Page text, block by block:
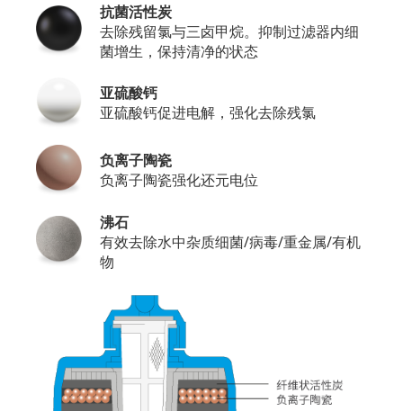
抗菌活性炭
去除残留氯与三卤甲烷。抑制过滤器内细
菌增生，保持清净的状态
亚硫酸钙
亚硫酸钙促进电解，强化去除残氯
负离子陶瓷
负离子陶瓷强化还元电位
沸石
有效去除水中杂质细菌/病毒/重金属/有机
物